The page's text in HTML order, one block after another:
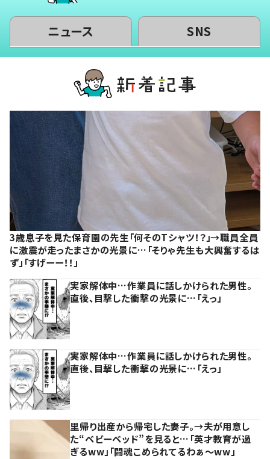
ニュース SNS
3歳息子を見た保育園の先生「何そのTシャツ！？」→職員全員
に激震が走ったまさかの光景に…「そりゃ先生も大興奮するは
ず」「すげーー！！」
実家解体中…作業員に話しかけられた男性。
直後、目撃した衝撃の光景に…「えっ」
実家解体中…作業員に話しかけられた男性。
直後、目撃した衝撃の光景に…「えっ」
里帰り出産から帰宅した妻子。→夫が用意し
た“ベビーベッド”を見ると…「英才教育が過
ぎるww」「闘魂こめられてるわぁ～ww」